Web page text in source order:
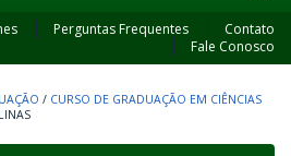
Perguntas Frequentes
Contato
Fale Conosco
/ CURSO DE GRADUAÇÃO EM CIÊNCIAS